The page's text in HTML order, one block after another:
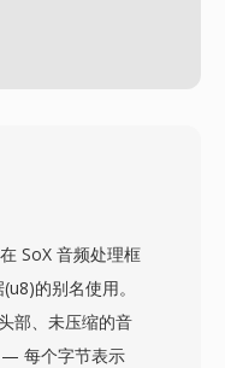
SoX 音频处理框
的别名使用。
部、未压缩的音
— 每个字节表示